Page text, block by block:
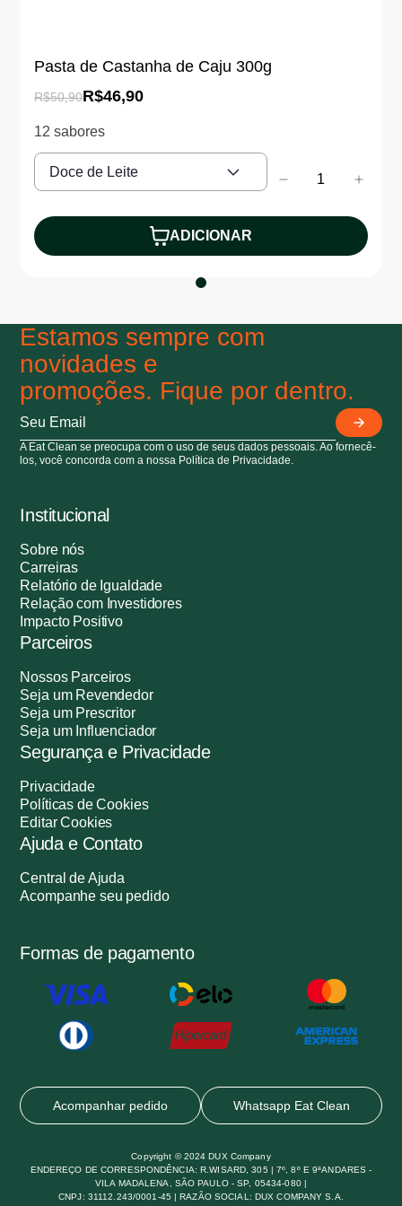
Pasta de Castanha de Caju 300g
R$46,90
R$50,90
12 sabores
Doce de Leite
Estamos sempre com
novidades e
promoções. Fique por dentro.
A Eat Clean se preocupa com o uso de seus dados pessoais. Ao fornecê-
los, você concorda com a nossa Política de Privacidade.
Institucional
Sobre nós
Carreiras
Relatório de Igualdade
Relação com Investidores
Impacto Positivo
Parceiros
Nossos Parceiros
Seja um Revendedor
Seja um Prescritor
Seja um Influenciador
Segurança e Privacidade
Privacidade
Políticas de Cookies
Editar Cookies
Ajuda e Contato
Central de Ajuda
Acompanhe seu pedido
Formas de pagamento
Acompanhar pedido Whatsapp Eat Clean
Copyright © 2024 DUX Company
ENDEREÇO DE CORRESPONDÊNCIA: R.WISARD, 305 | 7º, 8º E 9ªANDARES -
VILA MADALENA, SÃO PAULO - SP, 05434-080 |
CNPJ: 31112.243/0001-45 | RAZÃO SOCIAL: DUX COMPANY S.A.